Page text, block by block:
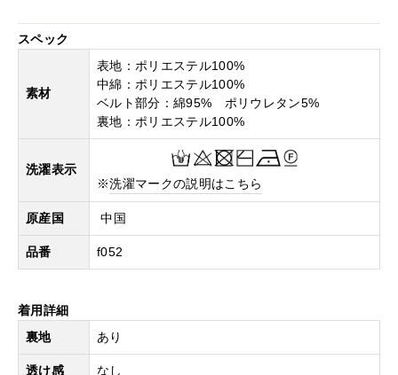
スペック
素材
表地：ポリエステル100%
中綿：ポリエステル100%
ベルト部分：綿95% ポリウレタン5%
裏地：ポリエステル100%
洗濯表示
※洗濯マークの説明はこちら
原産国 中国
品番 f052
着用詳細
裏地
あり
透け感 なし